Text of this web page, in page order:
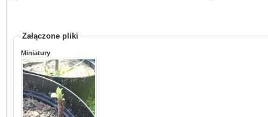
Załączone pliki
Miniatury